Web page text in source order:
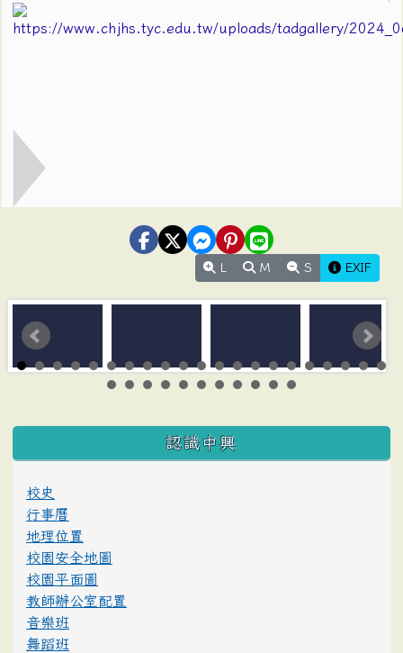
M S EXIF
:::
認識中興
校史
行事曆
地理位置
校園安全地圖
校園平面圖
教師辦公室配置
音樂班
舞蹈班